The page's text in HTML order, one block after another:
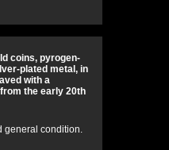
coins, pyrogen-
plated metal, in
with a
the early 20th
general condition.